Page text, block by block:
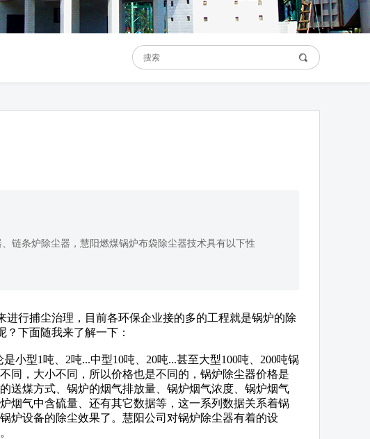
链条炉除尘器，慧阳燃煤锅炉布袋除尘器技术具有以下性
进行捕尘治理，目前各环保企业接的多的工程就是锅炉的除
？下面随我来了解一下：
小型1吨、2吨...中型10吨、20吨...甚至大型100吨、200吨锅
同，大小不同，所以价格也是不同的，锅炉除尘器价格是
送煤方式、锅炉的烟气排放量、锅炉烟气浓度、锅炉烟气
烟气中含硫量、还有其它数据等，这一系列数据关系着锅
炉设备的除尘效果了。慧阳公司对锅炉除尘器有着的设